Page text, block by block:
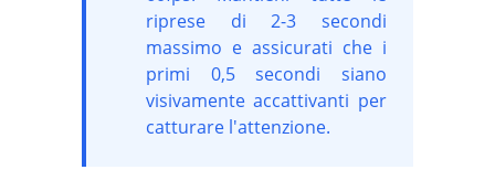
riprese di 2-3 secondi
massimo e assicurati che i
primi 0,5 secondi siano
visivamente accattivanti per
catturare l'attenzione.